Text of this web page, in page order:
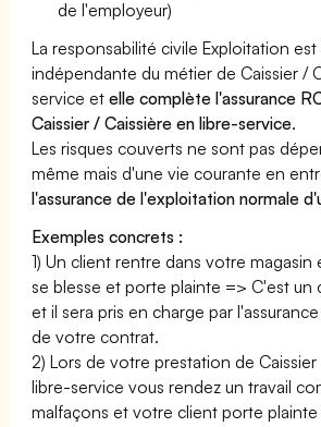
de l'employeur)
La responsabilité civile Exploitation
indépendante du métier de Caissier /
service etelle complète l'assurance
Caissier / Caissière en libre-service.
Les risques couverts ne sont pas
même mais d'une vie courante en
l'assurance de l'exploitation normale
Exemples concrets :
1) Un client rentre dans votre magasin
se blesse et porte plainte => C'est un
et il sera pris en charge par
de votre contrat.
2) Lors de votre prestation de Caissier
libre-service vous rendez un travail
malfaçons et votre client porte